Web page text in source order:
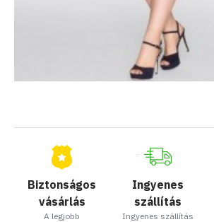
Biztonságos
vásárlás
A legjobb
Ingyenes
szállítás
Ingyenes szállítás